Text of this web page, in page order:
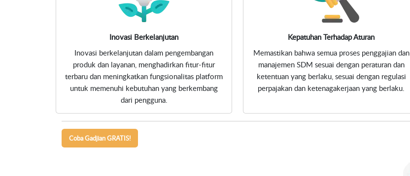
Inovasi Berkelanjutan
Inovasi berkelanjutan dalam pengembangan
produk dan layanan, menghadirkan fitur-fitur
terbaru dan meningkatkan fungsionalitas platform
untuk memenuhi kebutuhan yang berkembang
dari pengguna.
Kepatuhan Terhadap Aturan
Memastikan bahwa semua proses penggajian dan
manajemen SDM sesuai dengan peraturan dan
ketentuan yang berlaku, sesuai dengan regulasi
perpajakan dan ketenagakerjaan yang berlaku.
Coba Gadjian GRATIS!